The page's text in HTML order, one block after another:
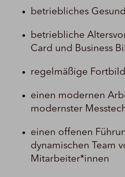
betriebliches
betriebliche
Card und Business
regelmäßige
einen modernen
modernster
einen offenen
dynamischen Team
Mitarbeiter*innen